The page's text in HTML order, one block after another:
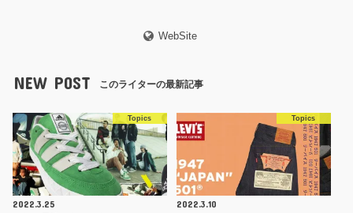
WebSite
NEW POST このライターの最新記事
Topics
2022.3.25
Topics
2022.3.10